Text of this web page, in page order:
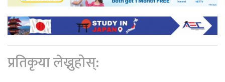
प्रतिकृया लेख्नुहोस्: